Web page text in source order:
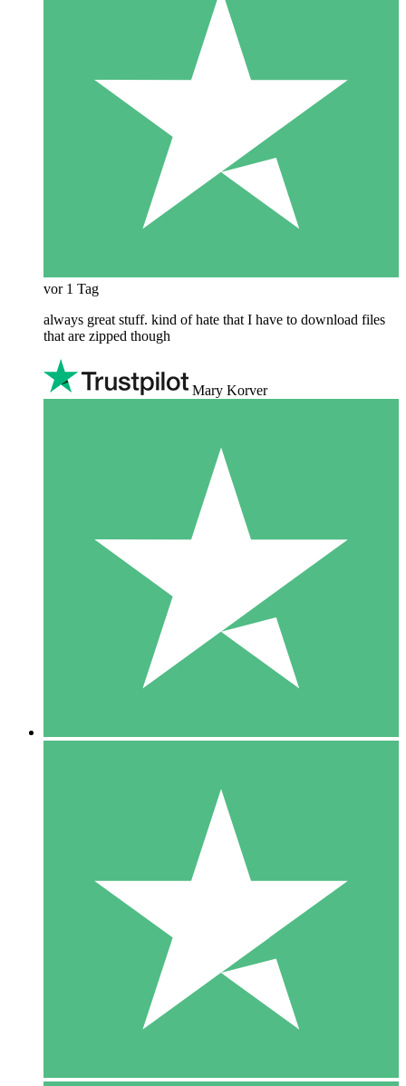
vor 1 Tag
always great stuff. kind of hate that I have to download files
that are zipped though
Mary Korver